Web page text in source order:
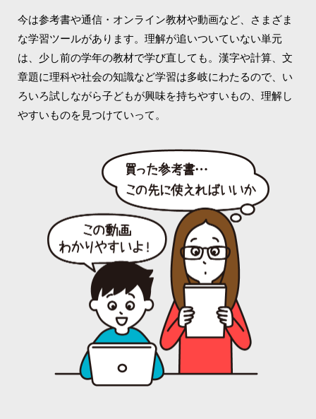
今は参考書や通信・オンライン教材や動画など、さまざま
な学習ツールがあります。理解が追いついていない単元
は、少し前の学年の教材で学び直しても。漢字や計算、文
章題に理科や社会の知識など学習は多岐にわたるので、い
ろいろ試しながら子どもが興味を持ちやすいもの、理解し
やすいものを見つけていって。